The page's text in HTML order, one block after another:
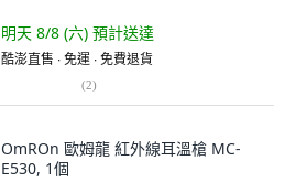
明天 8/8 (六) 預計送達
酷澎直售 ∙ 免運 ∙ 免費退貨
(2)
OmROn 歐姆龍 紅外線耳溫槍 MC-
E530, 1個